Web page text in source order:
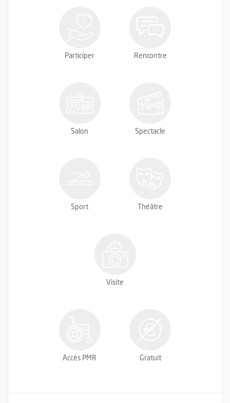
Participer Rencontre
Salon Spectacle
Sport Théâtre
Visite
Accès PMR Gratuit